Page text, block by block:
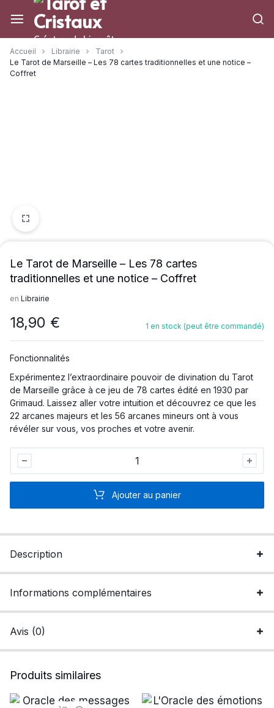
à/au
contenuCréateur de bien-être
Accueil Librairie
Tarot
Le Tarot de Marseille – Les 78 cartes traditionnelles et une notice –
Coffret
Le Tarot de Marseille – Les 78 cartes
traditionnelles et une notice – Coffret
en Librairie
18,90 € 1 en stock (peut être commandé)
Fonctionnalités
Expérimentez l’extraordinaire pouvoir de divination du Tarot
de Marseille grâce à ce jeu de 78 cartes édité en 1930 par
Grimaud. Laissez aller votre intuition et découvrez ce que les
22 arcanes majeurs et les 56 arcanes mineurs ont à vous
révéler sur vous, vos proches et votre avenir.
Les
cartes
traditionnelles
et
une
notice
Coffret
quantité
Ajouter au panier
Description
Informations complémentaires
Avis (0)
Produits similaires